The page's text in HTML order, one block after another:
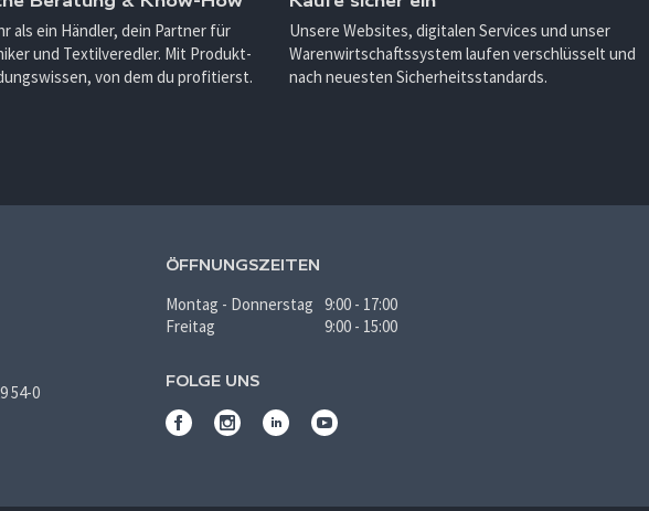
als ein Händler, dein Partner für
und Textilveredler. Mit Produkt-
von dem du profitierst.
Unsere Websites, digitalen Services und unser
Warenwirtschaftssystem laufen verschlüsselt und
nach neuesten Sicherheitsstandards.
54-0
ÖFFNUNGSZEITEN
Montag - Donnerstag 9:00 - 17:00
Freitag
9:00 - 15:00
FOLGE UNS